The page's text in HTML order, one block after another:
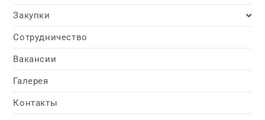
Закупки
Сотрудничество
Вакансии
Галерея
Контакты